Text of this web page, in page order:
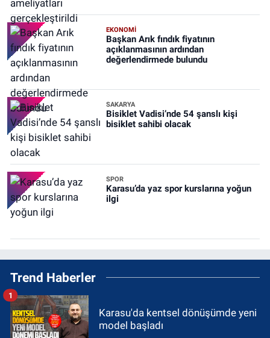
EKONOMİ
Başkan Arık fındık fiyatının
açıklanmasının ardından
değerlendirmede bulundu
SAKARYA
Bisiklet Vadisi’nde 54 şanslı kişi
bisiklet sahibi olacak
SPOR
Karasu’da yaz spor kurslarına yoğun
ilgi
Trend Haberler
Karasu'da kentsel dönüşümde yeni
model başladı
1